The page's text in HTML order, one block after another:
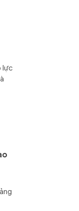
lực